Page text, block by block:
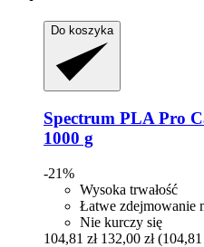
Do koszyka
Spectrum PLA Pro
1000 g
-21%
Wysoka trwałość
Łatwe zdejmowanie
Nie kurczy się
104,81 zł 132,00 zł (104,81